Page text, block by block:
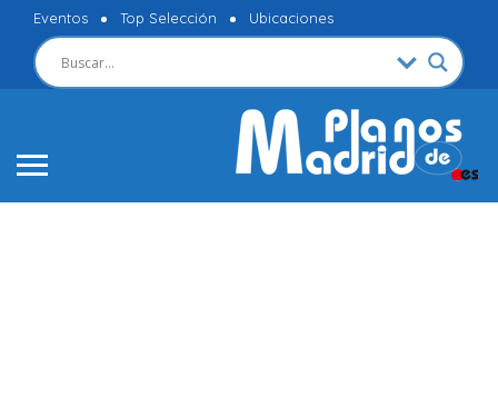
Eventos Top Selección Ubicaciones